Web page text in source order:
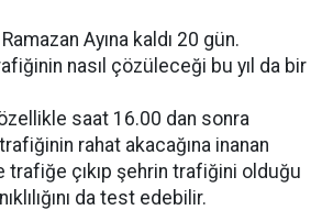
Ayına kaldı 20 gün.
nasıl çözüleceği bu yıl da bir
özellikle saat 16.00 dan sonra
rahat akacağına inanan
trafiğe çıkıp şehrin trafiğini olduğu
da test edebilir.